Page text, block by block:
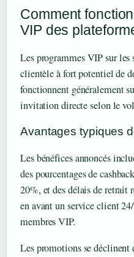
Comment
VIP des
Les programmes VIP sur les
clientèle à fort potentiel de
fonctionnent généralement
invitation directe selon le
Avantages typiques
Les bénéfices annoncés
des pourcentages de
20%, et des délais de retrait
en avant un service client
membres VIP.
Les promotions se déclinent